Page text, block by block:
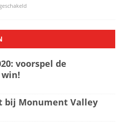
voorspel de
bij Monument Valley